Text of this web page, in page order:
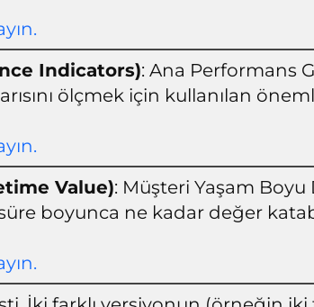
Indicators): Ana Performans
ölçmek için kullanılan
Value): Müşteri Yaşam
boyunca ne kadar değer